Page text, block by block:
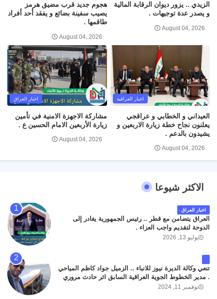
الزيدي .. يزور ديوان الرقابة المالية
و يصدر عدة توجيهات .
August 04, 2026
هجوم جديد قرب مضيق هرمز
يصيب سفينة بضائع و يفقد أحد أفراد
طاقمها .
August 04, 2026
اخبار العراقية
العيداني و الخطابي و عراقجي
يعلنون نجاح خطة زيارة الاربعين و
يشيدون بالدعم .
August 04, 2026
اخبار العراق
مشاركة الاجهزة الامنية في تأمين
زيارة الأربعين الامام الحسين ع .
August 04, 2026
الاكثر شيوعا
اخبار العراق
العراق يتضامن مع قطر .. رئيس الجمهورية يغادر إلى
الدوحة لتقديم واجب العزاء .
يوليو 13, 2026
تنعي وكالة الديرة نيوز للانباء .. الزميل جواد كاظم المياحي
. مدير الخطوط الجوية العراقية السابق اثر حادث مروري
داخل مطار البصرة الدولي اليوم الاثنين على الطريق
نوفمبر 11, 2024